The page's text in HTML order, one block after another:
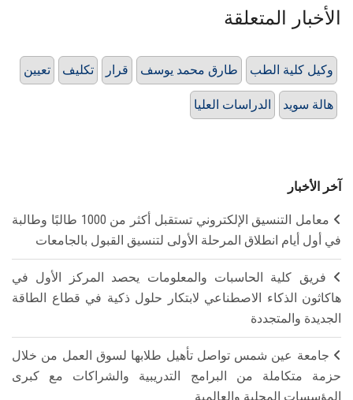
الأخبار المتعلقة
تعيين تكليف قرار طارق محمد يوسف وكيل كلية الطب
الدراسات العليا هالة سويد
آخر الأخبار
معامل التنسيق الإلكتروني تستقبل أكثر من 1000 طالبًا وطالبة
في أول أيام انطلاق المرحلة الأولى لتنسيق القبول بالجامعات
فريق كلية الحاسبات والمعلومات يحصد المركز الأول في
هاكاثون الذكاء الاصطناعي لابتكار حلول ذكية في قطاع الطاقة
الجديدة والمتجددة
جامعة عين شمس تواصل تأهيل طلابها لسوق العمل من خلال
حزمة متكاملة من البرامج التدريبية والشراكات مع كبرى
المؤسسات المحلية والعالمية